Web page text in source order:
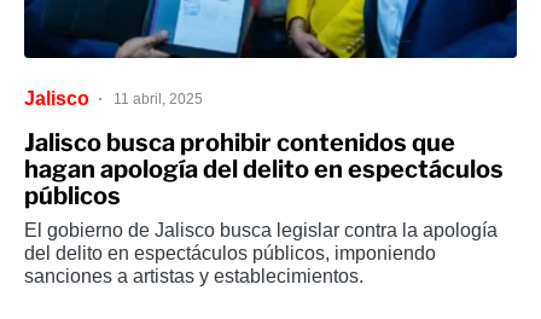
Jalisco 11 abril, 2025
Jalisco busca prohibir contenidos que
hagan apología del delito en espectáculos
públicos
El gobierno de Jalisco busca legislar contra la apología
del delito en espectáculos públicos, imponiendo
sanciones a artistas y establecimientos.